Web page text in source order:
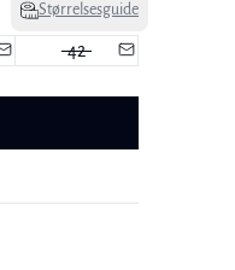
Størrelsesguide
42